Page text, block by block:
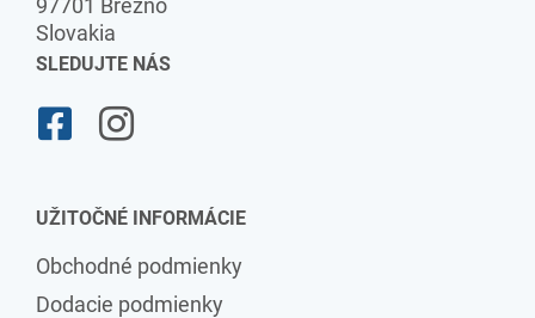
97701 Brezno
Slovakia
SLEDUJTE NÁS
UŽITOČNÉ INFORMÁCIE
Obchodné podmienky
Dodacie podmienky